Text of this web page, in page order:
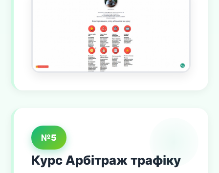
№5
Курс Арбітраж трафіку